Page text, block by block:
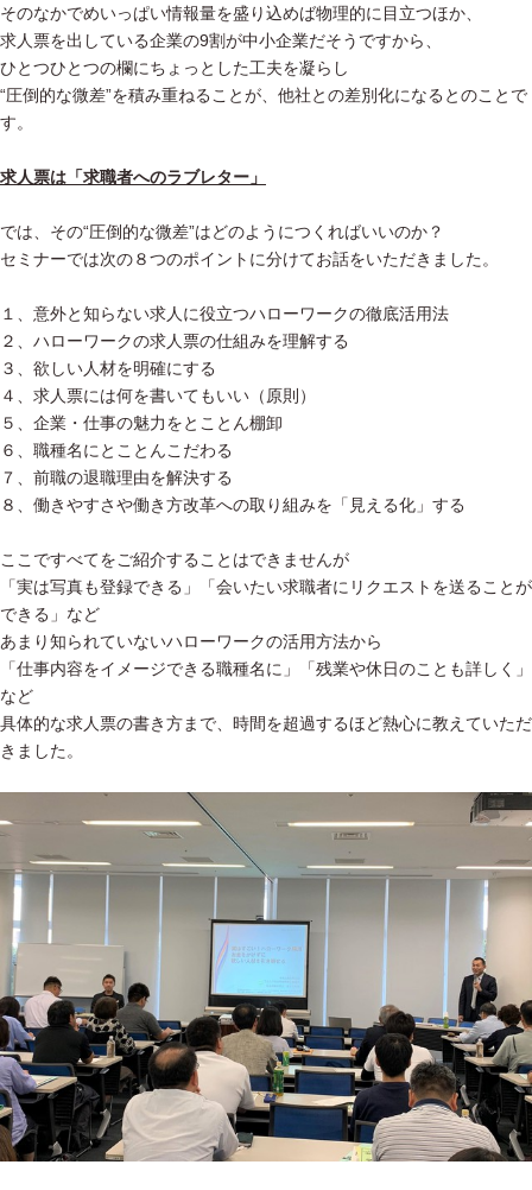
そのなかでめいっぱい情報量を盛り込めば物理的に目立つほか、
求人票を出している企業の9割が中小企業だそうですから、
ひとつひとつの欄にちょっとした工夫を凝らし
“圧倒的な微差”を積み重ねることが、他社との差別化になるとのことで
す。
求人票は「求職者へのラブレター」
では、その“圧倒的な微差”はどのようにつくればいいのか？
セミナーでは次の８つのポイントに分けてお話をいただきました。
１、意外と知らない求人に役立つハローワークの徹底活用法
２、ハローワークの求人票の仕組みを理解する
３、欲しい人材を明確にする
４、求人票には何を書いてもいい（原則）
５、企業・仕事の魅力をとことん棚卸
６、職種名にとことんこだわる
７、前職の退職理由を解決する
８、働きやすさや働き方改革への取り組みを「見える化」する
ここですべてをご紹介することはできませんが
「実は写真も登録できる」「会いたい求職者にリクエストを送ることが
できる」など
あまり知られていないハローワークの活用方法から
「仕事内容をイメージできる職種名に」「残業や休日のことも詳しく」
など
具体的な求人票の書き方まで、時間を超過するほど熱心に教えていただ
きました。